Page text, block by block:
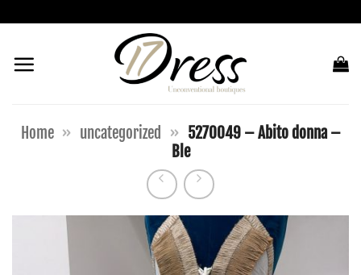
contenuti
Home » uncategorized » 5270049 – Abito donna –
Ble